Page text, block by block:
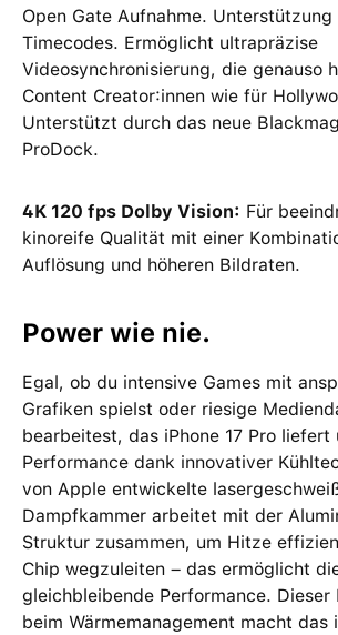
Open Gate Aufnahme.
Timecodes. Ermöglicht ultrapräzise
Videosynchronisierung, die genauso
Content Creator:innen wie für
Unterstützt durch das neue
ProDock.
4K 120 fps Dolby Vision: Für
kinoreife Qualität mit einer
Auflösung und höheren Bildraten.
Power wie nie.
Egal, ob du intensive Games mit
Grafiken spielst oder riesige
bearbeitest, das iPhone 17 Pro liefert
Performance dank innovativer
von Apple entwickelte
Dampfkammer arbeitet mit der
Struktur zusammen, um Hitze
Chip wegzuleiten – das ermöglicht
gleichbleibende Performance. Dieser
beim Wärmemanagement macht das